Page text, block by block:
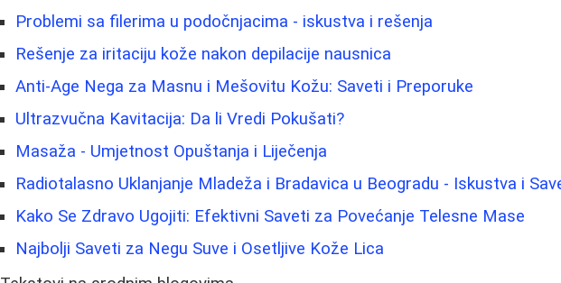
Problemi sa filerima u podočnjacima - iskustva i rešenja
Rešenje za iritaciju kože nakon depilacije nausnica
Anti-Age Nega za Masnu i Mešovitu Kožu: Saveti i Preporuke
Ultrazvučna Kavitacija: Da li Vredi Pokušati?
Masaža - Umjetnost Opuštanja i Liječenja
Radiotalasno Uklanjanje Mladeža i Bradavica u Beogradu - Iskustva i
Kako Se Zdravo Ugojiti: Efektivni Saveti za Povećanje Telesne Mase
Najbolji Saveti za Negu Suve i Osetljive Kože Lica